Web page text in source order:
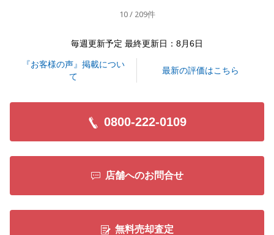
何卒宜しくお願い申し上げます。
10 / 209件
毎週更新予定 最終更新日：8月6日
『お客様の声』掲載につい
て
最新の評価はこちら
0800-222-0109
店舗へのお問合せ
無料売却査定